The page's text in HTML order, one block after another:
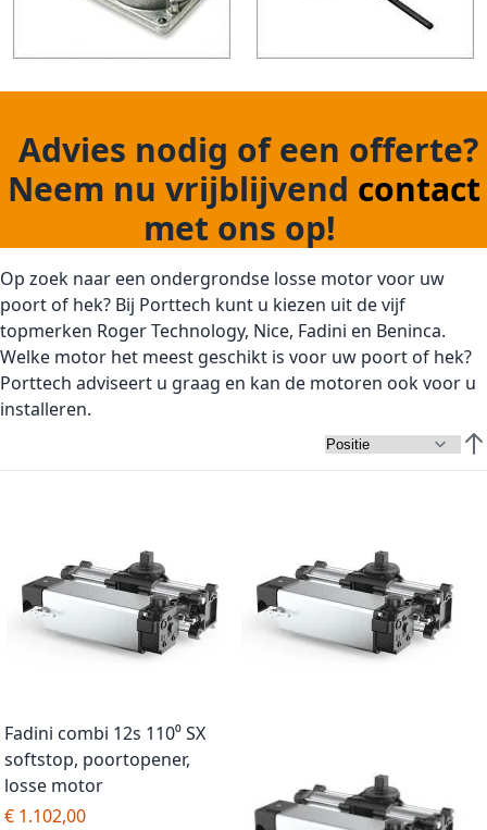
Advies nodig of een offerte?
Neem nu vrijblijvend contact
met ons op!
Op zoek naar een ondergrondse losse motor voor uw
poort of hek? Bij Porttech kunt u kiezen uit de vijf
topmerken Roger Technology, Nice, Fadini en Beninca.
Welke motor het meest geschikt is voor uw poort of hek?
Porttech adviseert u graag en kan de motoren ook voor u
installeren.
Fadini combi 12s 110⁰ SX
softstop, poortopener,
losse motor
€ 1.102,00